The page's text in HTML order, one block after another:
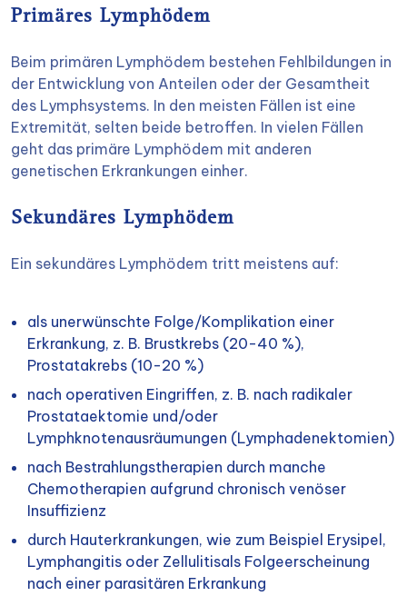
Primäres Lymphödem
Beim primären Lymphödem bestehen Fehlbildungen in
der Entwicklung von Anteilen oder der Gesamtheit
des Lymphsystems. In den meisten Fällen ist eine
Extremität, selten beide betroffen. In vielen Fällen
geht das primäre Lymphödem mit anderen
genetischen Erkrankungen einher.
Sekundäres Lymphödem
Ein sekundäres Lymphödem tritt meistens auf:
als unerwünschte Folge/Komplikation einer
Erkrankung, z. B. Brustkrebs (20-40 %),
Prostatakrebs (10-20 %)
nach operativen Eingriffen, z. B. nach radikaler
Prostataektomie und/oder
Lymphknotenausräumungen (Lymphadenektomien)
nach Bestrahlungstherapien durch manche
Chemotherapien aufgrund chronisch venöser
Insuffizienz
durch Hauterkrankungen, wie zum Beispiel Erysipel,
Lymphangitis oder Zellulitisals Folgeerscheinung
nach einer parasitären Erkrankung